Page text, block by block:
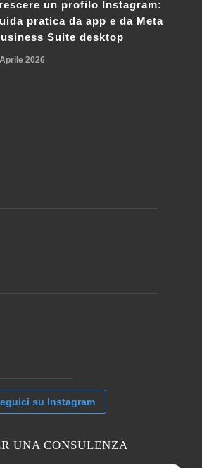
un profilo Instagram:
pratica da app e da Meta
Suite desktop
2026
su Instagram
UNA CONSULENZA